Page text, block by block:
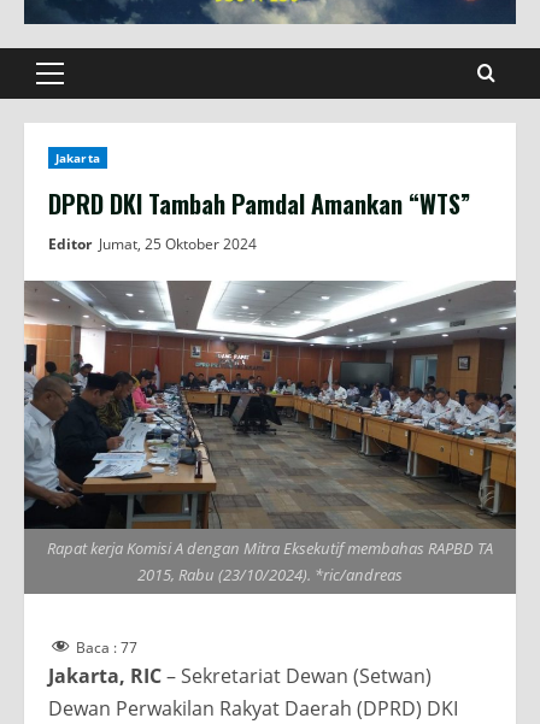
Primary
Jakarta
DPRD DKI Tambah Pamdal Amankan “WTS”
Editor Jumat, 25 Oktober 2024
Rapat kerja Komisi A dengan Mitra Eksekutif membahas RAPBD TA
2015, Rabu (23/10/2024). *ric/andreas
Baca :77
Jakarta, RIC– Sekretariat Dewan (Setwan)
Dewan Perwakilan Rakyat Daerah (DPRD) DKI